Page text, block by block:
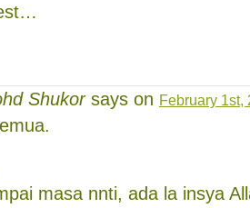
Shukorsays on February 1st,
masa nnti, ada la insya